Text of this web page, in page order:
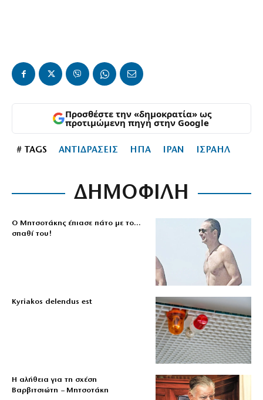
Προσθέστε την «δημοκρατία» ως
προτιμώμενη πηγή στην Google
# TAGS ΑΝΤΙΔΡΑΣΕΙΣ ΗΠΑ ΙΡΑΝ ΙΣΡΑΗΛ
ΔΗΜΟΦΙΛΗ
Ο Μητσοτάκης έπιασε πάτο με το…
σπαθί του!
Kyriakos delendus est
Η αλήθεια για τη σχέση
Βαρβιτσιώτη – Μητσοτάκη